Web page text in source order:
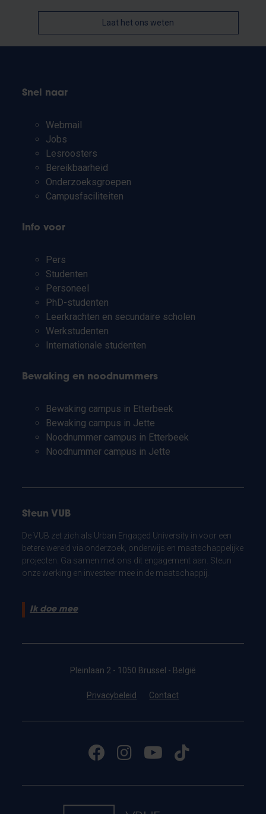
Laat het ons weten
Snel naar
Webmail
Jobs
Lesroosters
Bereikbaarheid
Onderzoeksgroepen
Campusfaciliteiten
Info voor
Pers
Studenten
Personeel
PhD-studenten
Leerkrachten en secundaire scholen
Werkstudenten
Internationale studenten
Bewaking en noodnummers
Bewaking campus in Etterbeek
Bewaking campus in Jette
Noodnummer campus in Etterbeek
Noodnummer campus in Jette
Steun VUB
De VUB zet zich als Urban Engaged University in voor een
betere wereld via onderzoek, onderwijs en maatschappelijke
projecten. Ga samen met ons dit engagement aan. Steun
onze werking en investeer mee in de maatschappij.
Ik doe mee
Pleinlaan 2 - 1050 Brussel - België
Privacybeleid Contact